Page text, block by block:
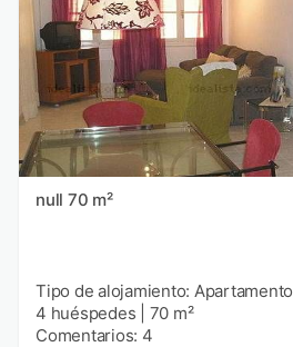
null 70 m²
Tipo de alojamiento: Apartamento
4 huéspedes
70 m²
Comentarios: 4